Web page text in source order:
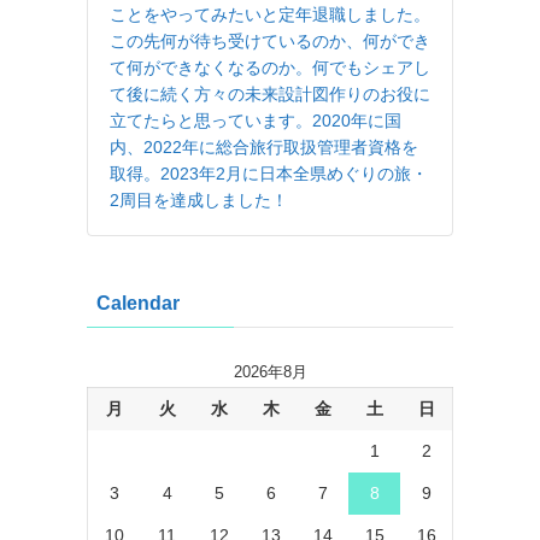
ことをやってみたいと定年退職しました。
この先何が待ち受けているのか、何ができ
て何ができなくなるのか。何でもシェアし
て後に続く方々の未来設計図作りのお役に
立てたらと思っています。2020年に国
内、2022年に総合旅行取扱管理者資格を
取得。2023年2月に日本全県めぐりの旅・
2周目を達成しました！
Calendar
2026年8月
月 火 水 木 金 土 日
1 2
3 4 5 6 7 8 9
10 11 12 13 14 15 16